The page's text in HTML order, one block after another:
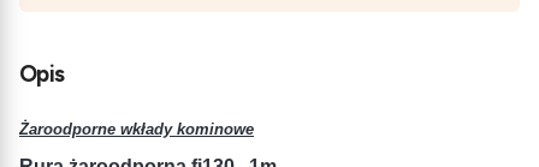
Opis
Żaroodporne wkłady kominowe